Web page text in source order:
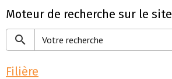
Moteur de recherche sur le site
Filière